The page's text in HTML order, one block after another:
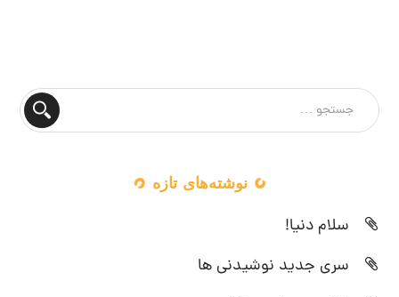
نوشته‌های تازه
سلام دنیا!
سری جدید نوشیدنی ها